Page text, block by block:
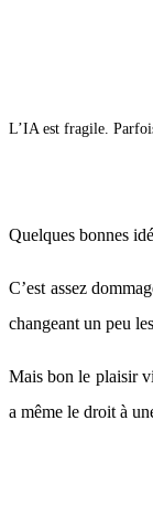
L’IA est fragile.
Quelques bonnes
C’est assez
changeant un peu
Mais bon le plaisir
a même le droit à